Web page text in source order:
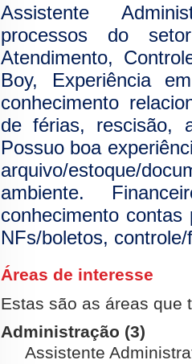
Assistente
processos do
Atendimento,
Boy, Experiência
conhecimento
de férias, rescisão,
Possuo boa
arquivo/estoque/
ambiente.
conhecimento contas
NFs/boletos,
Áreas de interesse
Estas são as áreas que
Administração (3)
Assistente